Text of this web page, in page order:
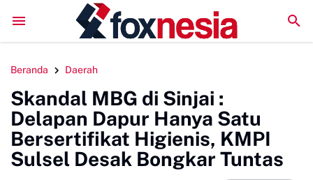
DPRD Sinjai Temui DPRD Morowali Bahas
Beranda Daerah
Skandal MBG di Sinjai :
Delapan Dapur Hanya Satu
Bersertifikat Higienis, KMPI
Sulsel Desak Bongkar Tuntas